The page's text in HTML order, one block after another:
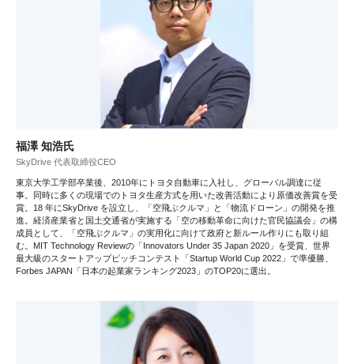
福澤 知浩氏
SkyDrive 代表取締役CEO
東京大学工学部卒業後、2010年にトヨタ自動車に入社し、グローバル調達に従
事。同時に多くの現場でのトヨタ生産方式を用いた改善活動により原価改善賞を受
賞。18 年にSkyDrive を設立し、「空飛ぶクルマ」と「物流ドローン」の開発を推
進。経済産業省と国土交通省が実施する「空の移動革命に向けた官民協議会」の構
成員として、「空飛ぶクルマ」の実用化に向けて政府と新ルール作りにも取り組
む。MIT Technology Reviewの「Innovators Under 35 Japan 2020」を受賞、世界
最大級のスタートアップピッチコンテスト「Startup World Cup 2022」で準優勝、
Forbes JAPAN「日本の起業家ランキング2023」のTOP20に選出。